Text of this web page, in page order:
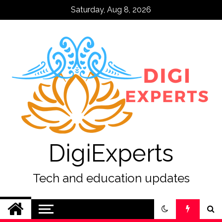
Saturday, Aug 8, 2026
DigiExperts
Tech and education updates